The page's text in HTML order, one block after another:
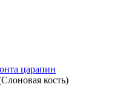
царапин
кость)